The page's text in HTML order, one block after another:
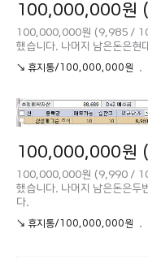
100,000,000원
100,000,000원 (9,985 /
했습니다. 나머지 남은돈은현
↘ 휴지통/100,000,000원
100,000,000원
100,000,000원 (9,990 /
했습니다. 나머지 남은돈은두
다.
↘ 휴지통/100,000,000원